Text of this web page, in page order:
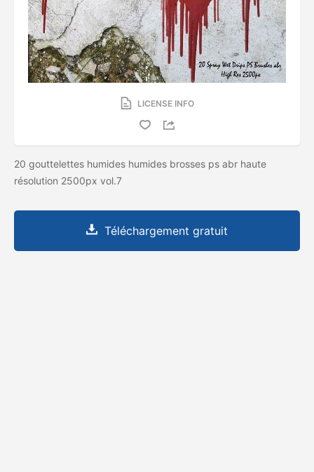
LICENSE INFO
20 gouttelettes humides humides brosses ps abr haute
résolution 2500px vol.7
Téléchargement gratuit